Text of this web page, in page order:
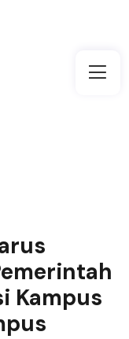
Kampus